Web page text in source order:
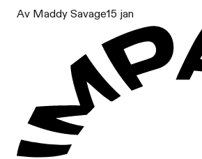
Av Maddy Savage15 jan